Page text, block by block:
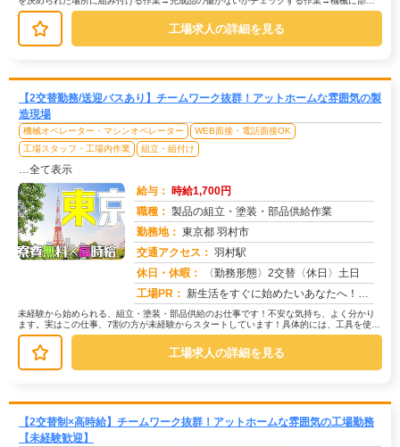
をセットしてボタンを押すだけの作...
工場求人の詳細を見る
【2交替勤務/送迎バスあり】チームワーク抜群！アットホームな雰囲気の製
造現場
機械オペレーター・マシンオペレーター
WEB面接・電話面接OK
工場スタッフ・工場内作業
組立・組付け
…全て表示
給与： 時給1,700円
職種： 製品の組立・塗装・部品供給作業
勤務地： 東京都 羽村市
交通アクセス： 羽村駅
休日・休暇：
〈勤務形態〉2交替〈休日〉土日
工場PR： 新生活をすぐに始めたいあなたへ！株式会社京栄センターでは、未経験者も安心してスタートできる環境が整っています。→最...
未経験から始められる、組立・塗装・部品供給のお仕事です！不安な気持ち、よく分かり
ます。実はこの仕事、7割の方が未経験からスタートしています！具体的には、工具を使っ
て部品を組み立てたり、塗装機械を...
工場求人の詳細を見る
【2交替制×高時給】チームワーク抜群！アットホームな雰囲気の工場勤務
【未経験歓迎】